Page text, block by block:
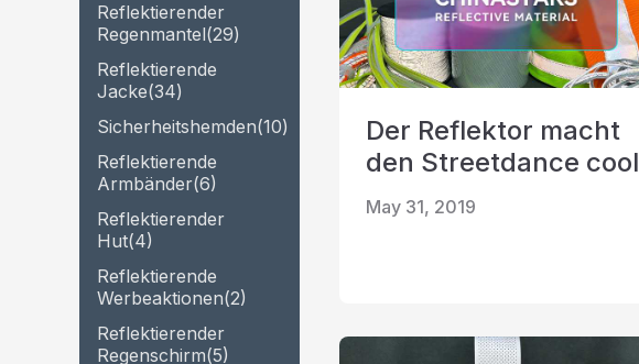
Reflektierender
Regenmantel(29)
Reflektierende
Jacke(34)
Sicherheitshemden(10)
Reflektierende
Armbänder(6)
Reflektierender
Hut(4)
Reflektierende
Werbeaktionen(2)
Reflektierender
Regenschirm(5)
Der Reflektor macht
den Streetdance cool
May 31, 2019